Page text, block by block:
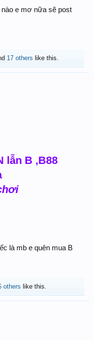
e mơ nữa sẽ post
17 others like this.
lẫn B ,B88
là mb e quên mua B
others like this.